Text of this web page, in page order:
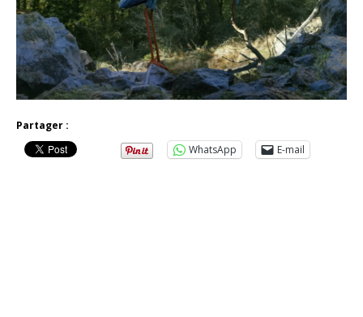
Partager :
WhatsApp
E-mail